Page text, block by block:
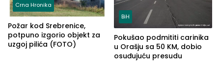
Crna Hronika
Požar kod Srebrenice,
potpuno izgorio objekt za
uzgoj pilića (FOTO)
BiH
Pokušao podmititi carinika
u Orašju sa 50 KM, dobio
osuđujuću presudu